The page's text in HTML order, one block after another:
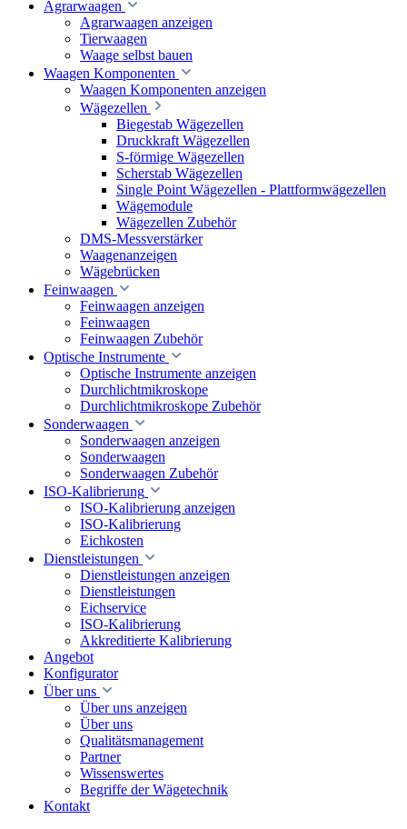
Agrarwaagen
Agrarwaagen anzeigen
Tierwaagen
Waage selbst bauen
Waagen Komponenten
Waagen Komponenten anzeigen
Wägezellen
Biegestab Wägezellen
Druckkraft Wägezellen
S-förmige Wägezellen
Scherstab Wägezellen
Single Point Wägezellen - Plattformwägezellen
Wägemodule
Wägezellen Zubehör
DMS-Messverstärker
Waagenanzeigen
Wägebrücken
Feinwaagen
Feinwaagen anzeigen
Feinwaagen
Feinwaagen Zubehör
Optische Instrumente
Optische Instrumente anzeigen
Durchlichtmikroskope
Durchlichtmikroskope Zubehör
Sonderwaagen
Sonderwaagen anzeigen
Sonderwaagen
Sonderwaagen Zubehör
ISO-Kalibrierung
ISO-Kalibrierung anzeigen
ISO-Kalibrierung
Eichkosten
Dienstleistungen
Dienstleistungen anzeigen
Dienstleistungen
Eichservice
ISO-Kalibrierung
Akkreditierte Kalibrierung
Angebot
Konfigurator
Über uns
Über uns anzeigen
Über uns
Qualitätsmanagement
Partner
Wissenswertes
Begriffe der Wägetechnik
Kontakt